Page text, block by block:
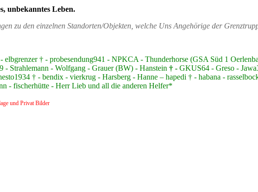
unbekanntes Leben.
zu den einzelnen Standorten/Objekten, welche Uns Angehörige der
† - probesendung941 - NPKCA - Thunderhorse (GSA Süd 1
Strahlemann - Wolfgang - Grauer (BW) - Hanstein † - GKUS64 - Greso -
† - bendix - vierkrug - Harsberg - Hanne – hapedi † - habana -
- fischerhütte - Herr Lieb und all die anderen Helfer*
und Privat Bilder